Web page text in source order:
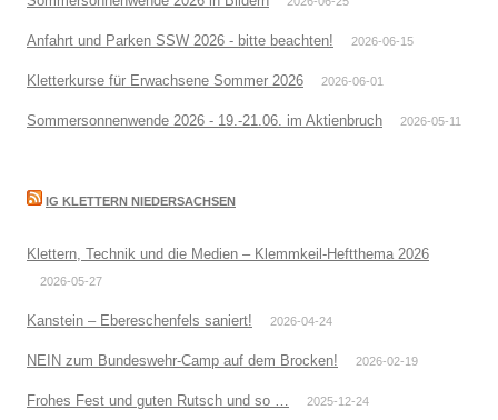
Anfahrt und Parken SSW 2026 - bitte beachten! 2026-06-15
Kletterkurse für Erwachsene Sommer 2026 2026-06-01
Sommersonnenwende 2026 - 19.-21.06. im Aktienbruch 2026-05-11
IG KLETTERN NIEDERSACHSEN
Klettern, Technik und die Medien – Klemmkeil-Heftthema 2026
2026-05-27
Kanstein – Ebereschenfels saniert! 2026-04-24
NEIN zum Bundeswehr-Camp auf dem Brocken! 2026-02-19
Frohes Fest und guten Rutsch und so … 2025-12-24